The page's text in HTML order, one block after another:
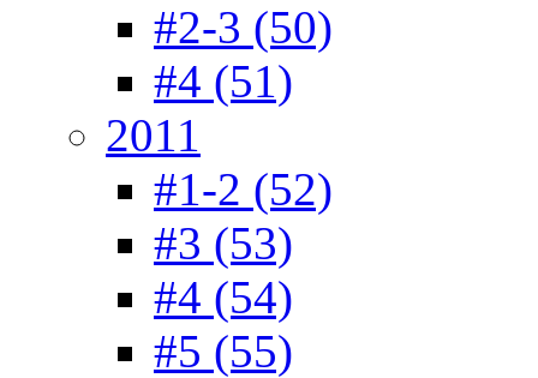
#2-3 (50)
#4 (51)
2011
#1-2 (52)
#3 (53)
#4 (54)
#5 (55)